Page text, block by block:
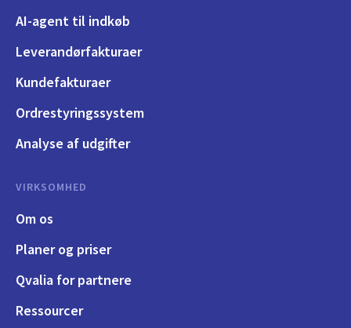
AI-agent til indkøb
Leverandørfakturaer
Kundefakturaer
Ordrestyringssystem
Analyse af udgifter
VIRKSOMHED
Om os
Planer og priser
Qvalia for partnere
Ressourcer